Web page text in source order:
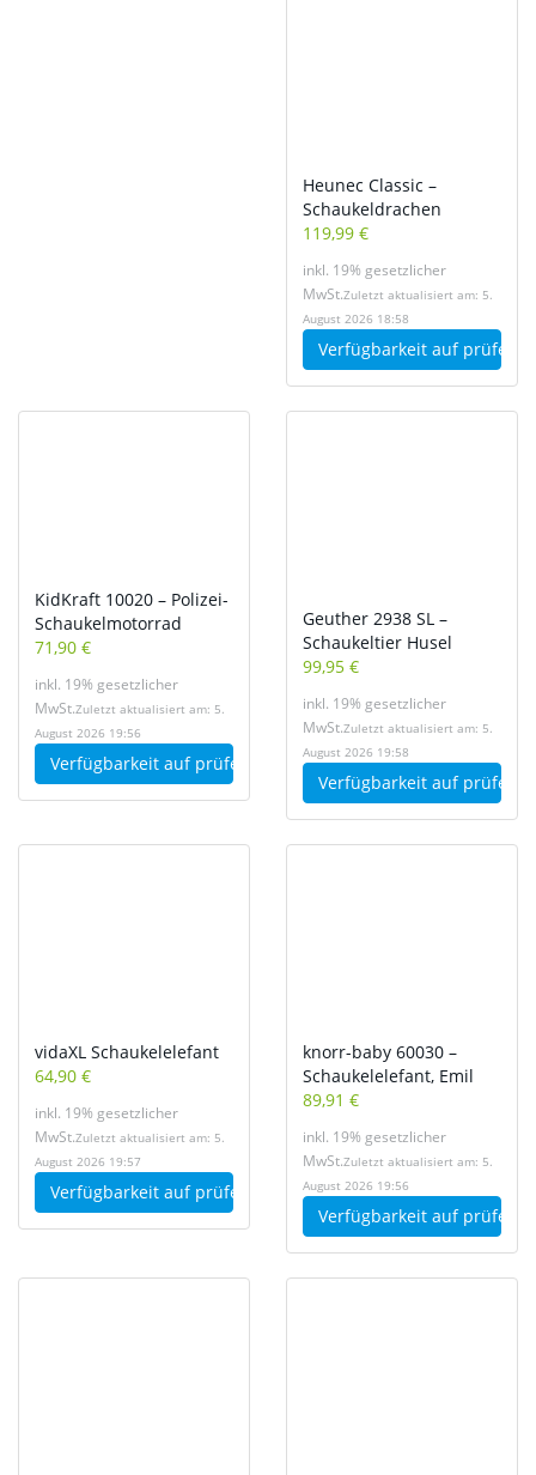
Heunec Classic –
Schaukeldrachen
119,99 €
inkl. 19% gesetzlicher
MwSt.Zuletzt aktualisiert am: 5.
August 2026 18:58
Verfügbarkeit auf prüfen
KidKraft 10020 – Polizei-
Schaukelmotorrad
71,90 €
inkl. 19% gesetzlicher
MwSt.Zuletzt aktualisiert am: 5.
August 2026 19:56
Verfügbarkeit auf prüfen
Geuther 2938 SL –
Schaukeltier Husel
99,95 €
inkl. 19% gesetzlicher
MwSt.Zuletzt aktualisiert am: 5.
August 2026 19:58
Verfügbarkeit auf prüfen
vidaXL Schaukelelefant
64,90 €
inkl. 19% gesetzlicher
MwSt.Zuletzt aktualisiert am: 5.
August 2026 19:57
Verfügbarkeit auf prüfen
knorr-baby 60030 –
Schaukelelefant, Emil
89,91 €
inkl. 19% gesetzlicher
MwSt.Zuletzt aktualisiert am: 5.
August 2026 19:56
Verfügbarkeit auf prüfen